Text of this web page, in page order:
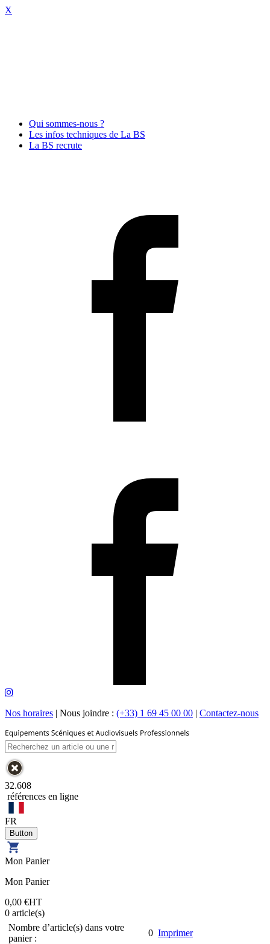
X
Qui sommes-nous ?
Les infos techniques de La BS
La BS recrute
Nos horaires | Nous joindre : (+33) 1 69 45 00 00 | Contactez-nous
32.608
références en ligne
FR
Mon Panier
Mon Panier
0,00 €HT
0 article(s)
Nombre d’article(s) dans votre
panier :
0 Imprimer